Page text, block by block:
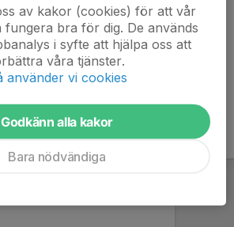
från Malkars
av kakor (cookies) för att vår
fungera bra för dig. De används
i syfte att hjälpa oss att
våra tjänster.
använder vi cookies
Godkänn alla kakor
Bara nödvändiga